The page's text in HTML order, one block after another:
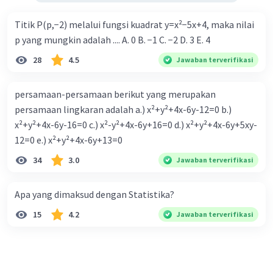
Titik P(p,−2) melalui fungsi kuadrat y=x²−5x+4, maka nilai
p yang mungkin adalah .... A. 0 B. −1 C. −2 D. 3 E. 4
28 4.5 Jawaban terverifikasi
persamaan-persamaan berikut yang merupakan
persamaan lingkaran adalah a.) x²+y²+4x-6y-12=0 b.)
x²+y²+4x-6y-16=0 c.) x²-y²+4x-6y+16=0 d.) x²+y²+4x-6y+5xy-
12=0 e.) x²+y²+4x-6y+13=0
34 3.0 Jawaban terverifikasi
Apa yang dimaksud dengan Statistika?
15 4.2 Jawaban terverifikasi